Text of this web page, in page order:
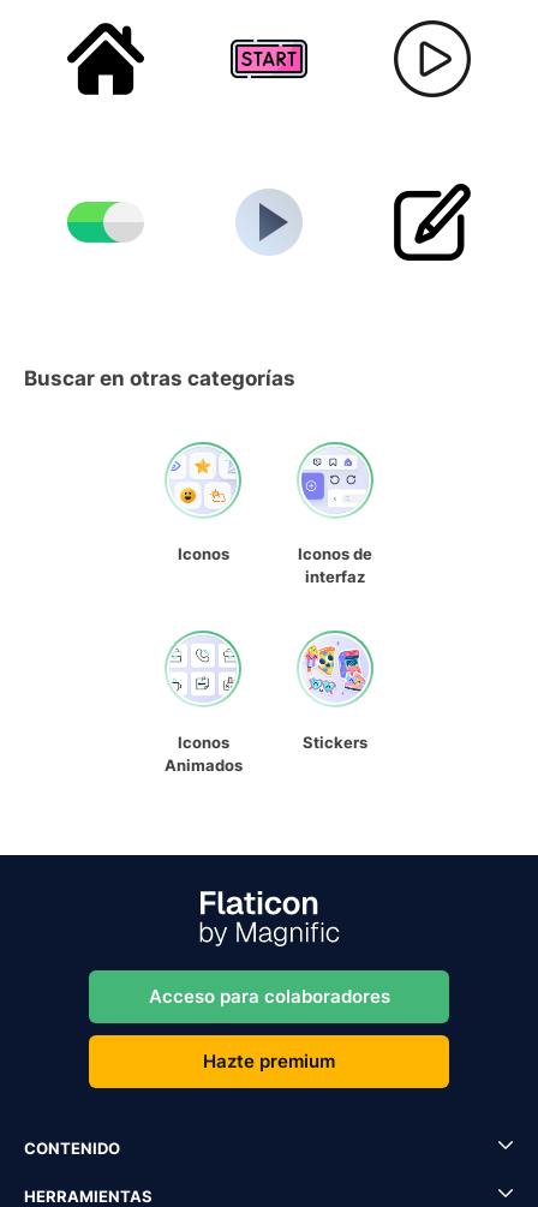
Buscar en otras categorías
Iconos
Iconos de
interfaz
Iconos
Animados
Stickers
Acceso para colaboradores
Hazte premium
CONTENIDO
HERRAMIENTAS